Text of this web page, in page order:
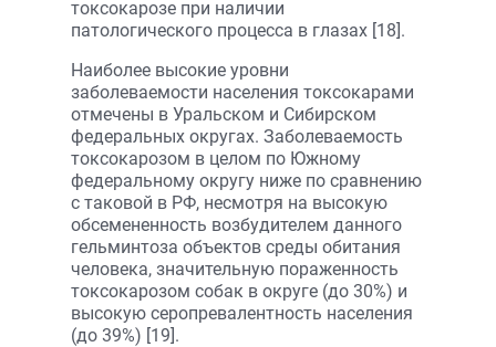
токсокарозе при наличии
патологического процесса в глазах [18].
Наиболее высокие уровни
заболеваемости населения токсокарами
отмечены в Уральском и Сибирском
федеральных округах. Заболеваемость
токсокарозом в целом по Южному
федеральному округу ниже по сравнению
с таковой в РФ, несмотря на высокую
обсемененность возбудителем данного
гельминтоза объектов среды обитания
человека, значительную пораженность
токсокарозом собак в округе (до 30%) и
высокую серопревалентность населения
(до 39%) [19].